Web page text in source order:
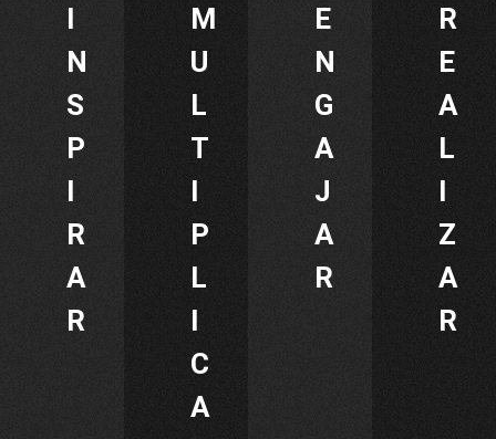
I
N
S
P
I
R
A
R
M
U
L
T
I
P
L
I
C
A
E
N
G
A
J
A
R
R
E
A
L
I
Z
A
R